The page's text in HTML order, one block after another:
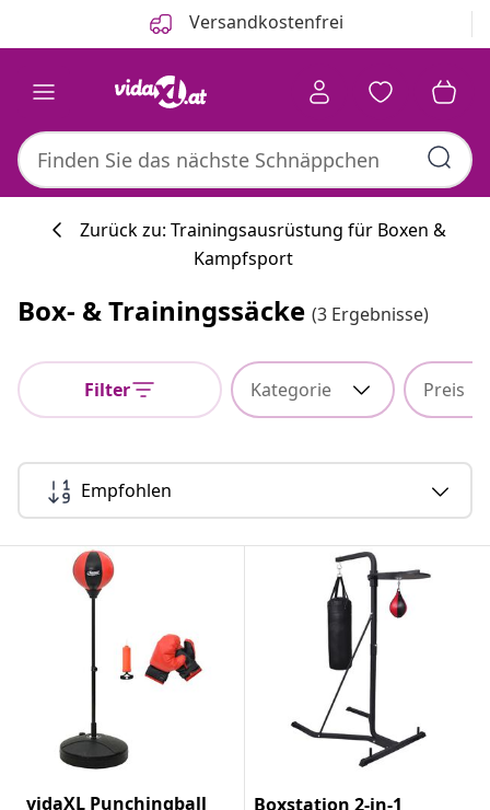
Versandkostenfrei
#sharemevidaxl
Zurück zu: Trainingsausrüstung für Boxen &
Kampfsport
Box- & Trainingssäcke (3 Ergebnisse)
Filter Kategorie Preis
Empfohlen
vidaXL Punchingball
Boxstation 2-in-1